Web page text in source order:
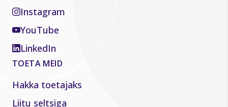
Instagram
YouTube
LinkedIn
TOETA MEID
Hakka toetajaks
Liitu seltsiga